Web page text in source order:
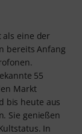
als eine der
bereits Anfang
55
Markt
bis heute aus
Sie genießen
In